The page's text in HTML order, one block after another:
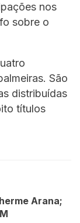
nos
sobre o
São
distribuídas
títulos
Arana;